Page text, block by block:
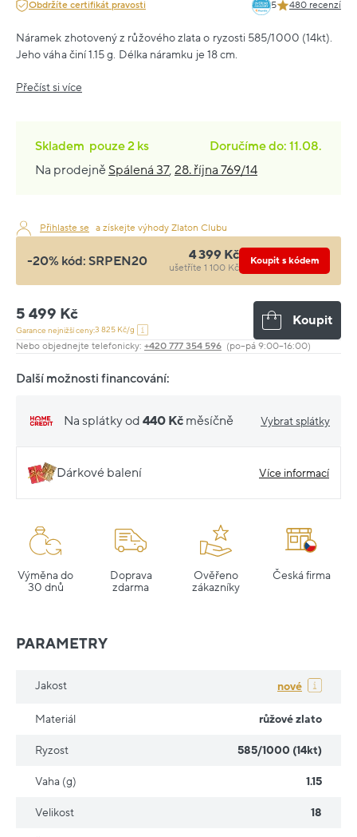
Obdržíte certifikát pravosti 5 480 recenzí
Náramek zhotovený z růžového zlata o ryzosti 585/1000 (14kt).
Jeho váha činí 1.15 g. Délka náramku je 18 cm.
Přečíst si více
Skladem pouze2 ks
Doručíme do: 11.08.
Na prodejně Spálená 37, 28. října 769/14
Přihlaste se a získejte výhody Zlaton Clubu
-20% kód: SRPEN20 4 399 Kč
ušetříte 1 100 Kč
Koupit s kódem
5 499 Kč
Garance nejnižší ceny:3 825 Kč/g
Koupit
Nebo objednejte telefonicky: +420 777 354 596 (po–pá 9:00–16:00)
Další možnosti financování:
Na splátky od 440 Kč měsíčně Vybrat splátky
Dárkové balení Více informací
Výměna do
30 dnů
Doprava
zdarma
Ověřeno
zákazníky
Česká firma
PARAMETRY
Jakost nové
Materiál růžové zlato
Ryzost 585/1000 (14kt)
Vaha (g) 1.15
Velikost 18